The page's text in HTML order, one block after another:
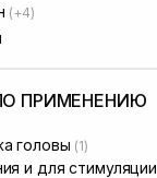
(+4)
ПРИМЕНЕНИЮ
головы (1)
и для стимуляции